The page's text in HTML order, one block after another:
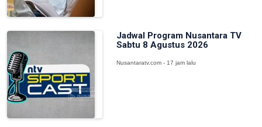
Jadwal Program Nusantara TV
Sabtu 8 Agustus 2026
Nusantaratv.com - 17 jam lalu